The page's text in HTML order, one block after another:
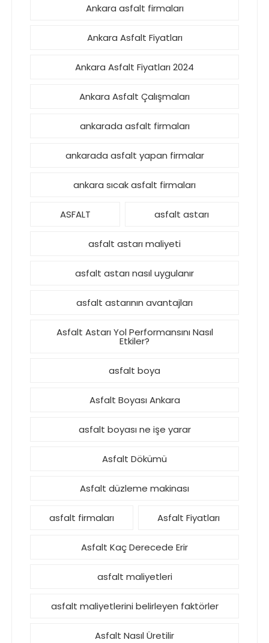
Ankara asfalt firmaları
Ankara Asfalt Fiyatları
Ankara Asfalt Fiyatları 2024
Ankara Asfalt Çalışmaları
ankarada asfalt firmaları
ankarada asfalt yapan firmalar
ankara sıcak asfalt firmaları
ASFALT asfalt astarı
asfalt astarı maliyeti
asfalt astarı nasıl uygulanır
asfalt astarının avantajları
Asfalt Astarı Yol Performansını Nasıl
Etkiler?
asfalt boya
Asfalt Boyası Ankara
asfalt boyası ne işe yarar
Asfalt Dökümü
Asfalt düzleme makinası
asfalt firmaları Asfalt Fiyatları
Asfalt Kaç Derecede Erir
asfalt maliyetleri
asfalt maliyetlerini belirleyen faktörler
Asfalt Nasıl Üretilir